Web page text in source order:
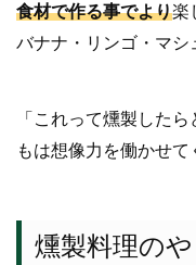
食材で作る事でより楽
バナナ・リンゴ・マシ
「これって燻製した
もは想像力を働かせて
燻製料理の